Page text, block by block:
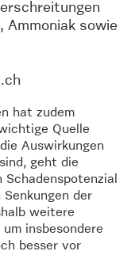
Ammoniak sowie
hat zudem
Quelle
Auswirkungen
geht die
Senkungen der
weitere
insbesondere
besser vor